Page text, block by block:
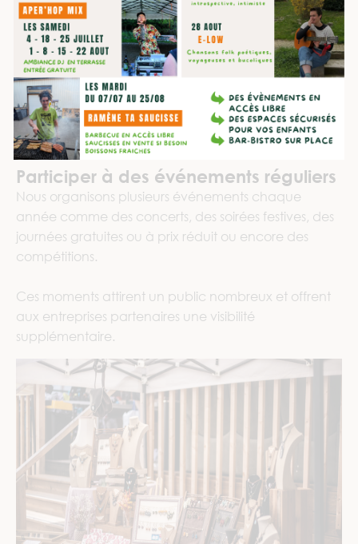
Participer à des événements réguliers
Nous organisons plusieurs événements chaque
année comme des concerts, des soirées festives, des
journées gratuites ou à prix réduit ou encore des
compétitions.
Ces moments attirent un public nombreux et offrent
aux entreprises partenaires une visibilité
supplémentaire.